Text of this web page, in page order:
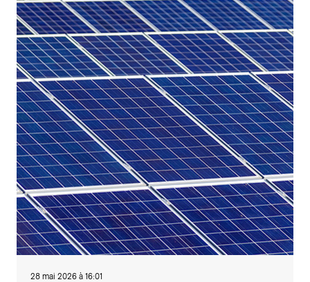
28 mai 2026 à 16:01